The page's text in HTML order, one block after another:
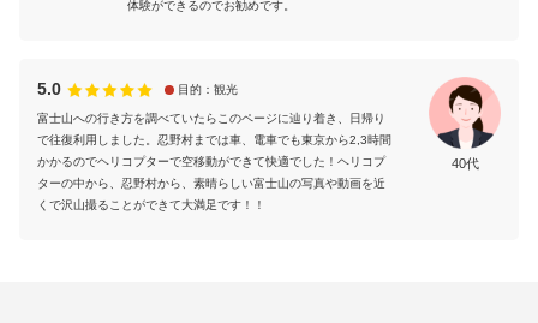
体験ができるのでお勧めです。
40代
5.0 目的：観光
富士山への行き方を調べていたらこのページに辿り着き、日帰り
で往復利用しました。忍野村までは車、電車でも東京から2,3時間
かかるのでヘリコプターで空移動ができて快適でした！ヘリコプ
ターの中から、忍野村から、素晴らしい富士山の写真や動画を近
くで沢山撮ることができて大満足です！！